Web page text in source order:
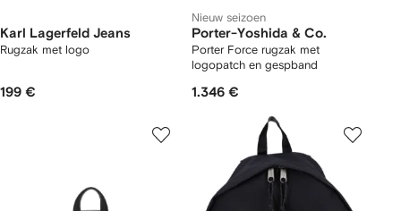
Karl Lagerfeld Jeans
Rugzak met logo
199 €
Nieuw seizoen
Porter-Yoshida & Co.
Porter Force rugzak met
logopatch en gespband
1.346 €